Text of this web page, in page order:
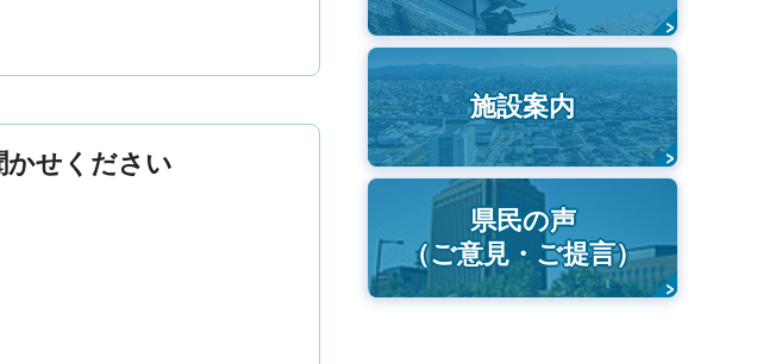
せください
施設案内
県民の声
（ご意見・ご提言）